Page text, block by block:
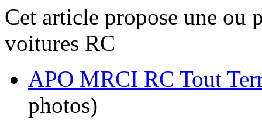
Cet article propose une ou
voitures RC
APO MRCI RC Tout
photos)